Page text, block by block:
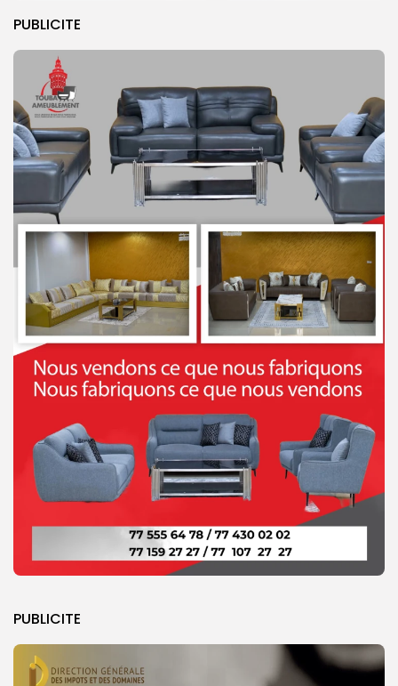
PUBLICITE
PUBLICITE